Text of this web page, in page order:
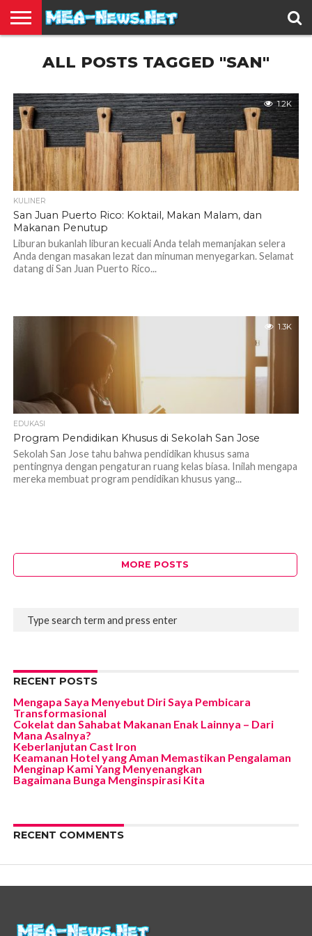
TERBARU
EDUKASI
HIBURAN
INSPIRASI
KESEHATAN
KULINER
OLAH
RAGA
OTOMOTIF
TRAVEL
JUAL
BELIALL POSTS TAGGED "SAN"
1.2K
KULINER
San Juan Puerto Rico: Koktail, Makan Malam, dan
Makanan Penutup
Liburan bukanlah liburan kecuali Anda telah memanjakan selera
Anda dengan masakan lezat dan minuman menyegarkan. Selamat
datang di San Juan Puerto Rico...
1.3K
EDUKASI
Program Pendidikan Khusus di Sekolah San Jose
Sekolah San Jose tahu bahwa pendidikan khusus sama
pentingnya dengan pengaturan ruang kelas biasa. Inilah mengapa
mereka membuat program pendidikan khusus yang...
MORE POSTS
RECENT POSTS
Mengapa Saya Menyebut Diri Saya Pembicara
Transformasional
Cokelat dan Sahabat Makanan Enak Lainnya – Dari
Mana Asalnya?
Keberlanjutan Cast Iron
Keamanan Hotel yang Aman Memastikan Pengalaman
Menginap Kami Yang Menyenangkan
Bagaimana Bunga Menginspirasi Kita
RECENT COMMENTS